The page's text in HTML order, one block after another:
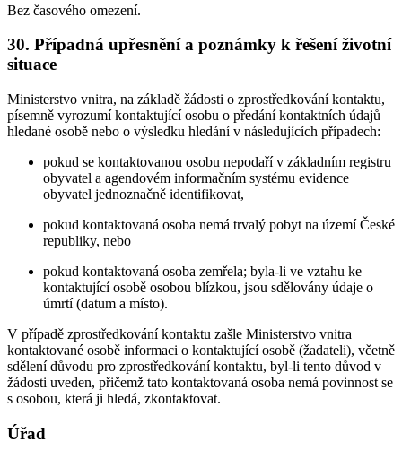
Bez časového omezení.
30. Případná upřesnění a poznámky k řešení životní
situace
Ministerstvo vnitra, na základě žádosti o zprostředkování kontaktu,
písemně vyrozumí kontaktující osobu o předání kontaktních údajů
hledané osobě nebo o výsledku hledání v následujících případech:
pokud se kontaktovanou osobu nepodaří v základním registru
obyvatel a agendovém informačním systému evidence
obyvatel jednoznačně identifikovat,
pokud kontaktovaná osoba nemá trvalý pobyt na území České
republiky, nebo
pokud kontaktovaná osoba zemřela; byla-li ve vztahu ke
kontaktující osobě osobou blízkou, jsou sdělovány údaje o
úmrtí (datum a místo).
V případě zprostředkování kontaktu zašle Ministerstvo vnitra
kontaktované osobě informaci o kontaktující osobě (žadateli), včetně
sdělení důvodu pro zprostředkování kontaktu, byl-li tento důvod v
žádosti uveden, přičemž tato kontaktovaná osoba nemá povinnost se
s osobou, která ji hledá, zkontaktovat.
Úřad